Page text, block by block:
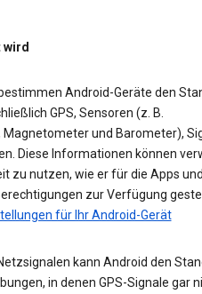
Android-Geräte den
GPS, Sensoren (z. B.
und Barometer),
Diese Informationen können
zu nutzen, wie er für die Apps
zur Verfügung
für Ihr Android-Gerät
kann Android den
in denen GPS-Signale gar